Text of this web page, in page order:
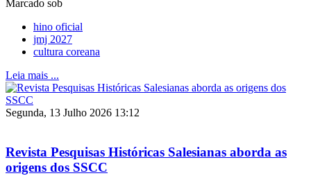
Marcado sob
hino oficial
jmj 2027
cultura coreana
Leia mais ...
Segunda, 13 Julho 2026 13:12
Revista Pesquisas Históricas Salesianas aborda as
origens dos SSCC